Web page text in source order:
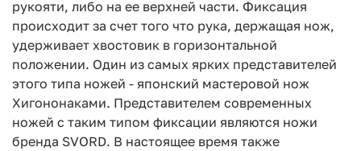
рукояти, либо на ее верхней части. Фиксация
происходит за счет того что рука, держащая нож,
удерживает хвостовик в горизонтальной
положении. Один из самых ярких представителей
этого типа ножей - японский мастеровой нож
Хигононаками. Представителем современных
ножей с таким типом фиксации являются ножи
бренда SVORD. В настоящее время также